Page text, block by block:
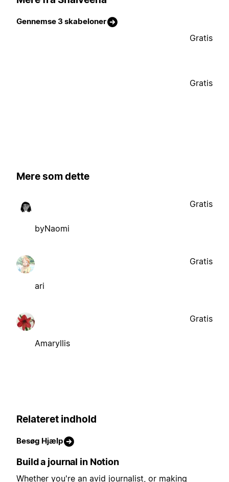
Gennemse 3 skabeloner
Gratis
Gratis
Mere som dette
byNaomi
Gratis
ari
Gratis
Amaryllis
Gratis
Relateret indhold
Besøg Hjælp
Build a journal in Notion
Whether you're an avid journalist, or making